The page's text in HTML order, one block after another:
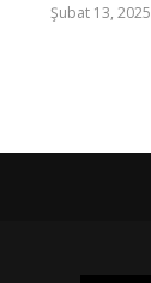
Şubat 13, 2025